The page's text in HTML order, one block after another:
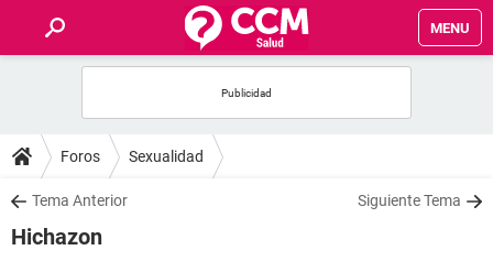
MENU
FOROS
SALUD
Foros Sexualidad
Tema Anterior Siguiente Tema
Hichazon